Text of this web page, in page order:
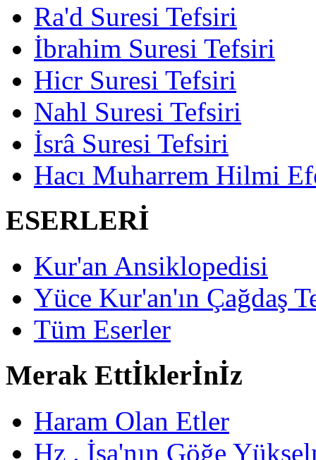
Ra'd Suresi Tefsiri
İbrahim Suresi Tefsiri
Hicr Suresi Tefsiri
Nahl Suresi Tefsiri
İsrâ Suresi Tefsiri
Hacı Muharrem Hilmi
ESERLERİ
Kur'an Ansiklopedisi
Yüce Kur'an'ın Çağdaş
Tüm Eserler
Merak Ettİklerİnİz
Haram Olan Etler
Hz . İsa'nın Göğe